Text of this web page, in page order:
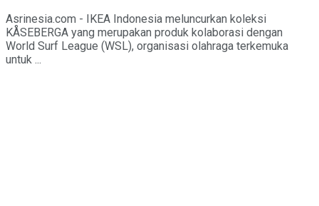
Asrinesia.com - IKEA Indonesia meluncurkan koleksi
KÅSEBERGA yang merupakan produk kolaborasi dengan
World Surf League (WSL), organisasi olahraga terkemuka
untuk ...